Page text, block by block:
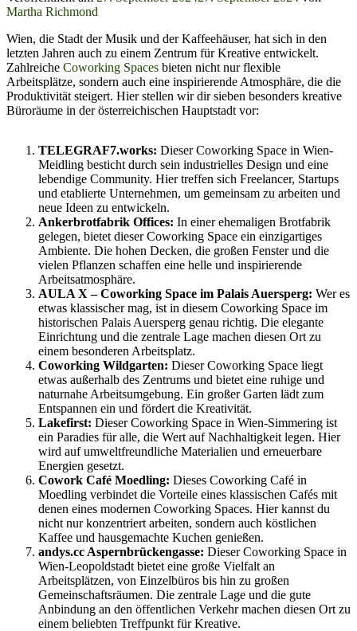
Martha Richmond
Wien, die Stadt der Musik und der Kaffeehäuser, hat sich in den
letzten Jahren auch zu einem Zentrum für Kreative entwickelt.
Zahlreiche Coworking Spaces bieten nicht nur flexible
Arbeitsplätze, sondern auch eine inspirierende Atmosphäre, die die
Produktivität steigert. Hier stellen wir dir sieben besonders kreative
Büroräume in der österreichischen Hauptstadt vor:
TELEGRAF7.works: Dieser Coworking Space in Wien-
Meidling besticht durch sein industrielles Design und eine
lebendige Community. Hier treffen sich Freelancer, Startups
und etablierte Unternehmen, um gemeinsam zu arbeiten und
neue Ideen zu entwickeln.
Ankerbrotfabrik Offices: In einer ehemaligen Brotfabrik
gelegen, bietet dieser Coworking Space ein einzigartiges
Ambiente. Die hohen Decken, die großen Fenster und die
vielen Pflanzen schaffen eine helle und inspirierende
Arbeitsatmosphäre.
AULA X – Coworking Space im Palais Auersperg: Wer es
etwas klassischer mag, ist in diesem Coworking Space im
historischen Palais Auersperg genau richtig. Die elegante
Einrichtung und die zentrale Lage machen diesen Ort zu
einem besonderen Arbeitsplatz.
Coworking Wildgarten: Dieser Coworking Space liegt
etwas außerhalb des Zentrums und bietet eine ruhige und
naturnahe Arbeitsumgebung. Ein großer Garten lädt zum
Entspannen ein und fördert die Kreativität.
Lakefirst: Dieser Coworking Space in Wien-Simmering ist
ein Paradies für alle, die Wert auf Nachhaltigkeit legen. Hier
wird auf umweltfreundliche Materialien und erneuerbare
Energien gesetzt.
Cowork Café Moedling: Dieses Coworking Café in
Moedling verbindet die Vorteile eines klassischen Cafés mit
denen eines modernen Coworking Spaces. Hier kannst du
nicht nur konzentriert arbeiten, sondern auch köstlichen
Kaffee und hausgemachte Kuchen genießen.
andys.cc Aspernbrückengasse: Dieser Coworking Space in
Wien-Leopoldstadt bietet eine große Vielfalt an
Arbeitsplätzen, von Einzelbüros bis hin zu großen
Gemeinschaftsräumen. Die zentrale Lage und die gute
Anbindung an den öffentlichen Verkehr machen diesen Ort zu
einem beliebten Treffpunkt für Kreative.